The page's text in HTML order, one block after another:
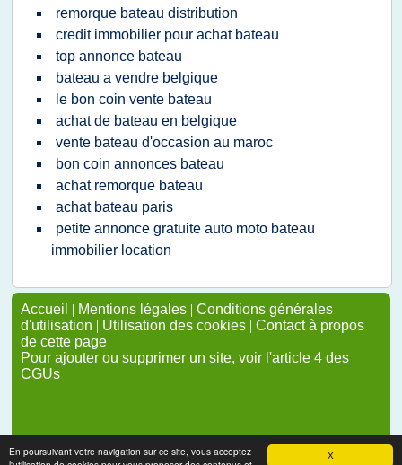
X
En poursuivant votre navigation sur ce site, vous acceptez
remorque bateau distribution
credit immobilier pour achat bateau
top annonce bateau
bateau a vendre belgique
le bon coin vente bateau
achat de bateau en belgique
vente bateau d'occasion au maroc
bon coin annonces bateau
achat remorque bateau
achat bateau paris
petite annonce gratuite auto moto bateau
immobilier location
Accueil | Mentions légales | Conditions générales
d'utilisation | Utilisation des cookies | Contact à propos
de cette page
Pour ajouter ou supprimer un site, voir l'article 4 des
CGUs